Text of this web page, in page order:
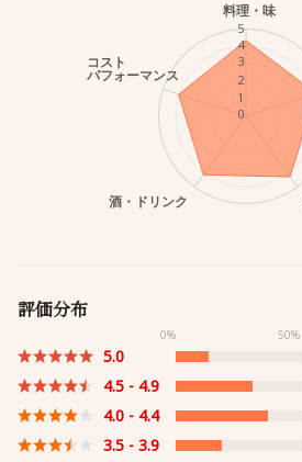
0
1
2
3
4
5
料理・味
酒・ドリンク
コスト
パフォーマンス
評価分布
0% 50%
5.0
4.5 - 4.9
4.0 - 4.4
3.5 - 3.9